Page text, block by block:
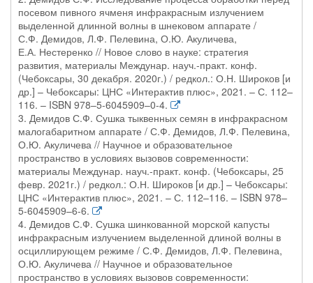
посевом пивного ячменя инфракрасным излучением
выделенной длинной волны в шнековом аппарате /
С.Ф. Демидов, Л.Ф. Пелевина, О.Ю. Акуличева,
Е.А. Нестеренко // Новое слово в науке: стратегия
развития, материалы Междунар. науч.-практ. конф.
(Чебоксары, 30 декабря. 2020г.) / редкол.: О.Н. Широков [и
др.] – Чебоксары: ЦНС «Интерактив плюс», 2021. – С. 112–
116. – ISBN 978–5-6045909–0-4.
3. Демидов С.Ф. Сушка тыквенных семян в инфракрасном
малогабаритном аппарате / С.Ф. Демидов, Л.Ф. Пелевина,
О.Ю. Акуличева // Научное и образовательное
пространство в условиях вызовов современности:
материалы Междунар. науч.-практ. конф. (Чебоксары, 25
февр. 2021г.) / редкол.: О.Н. Широков [и др.] – Чебоксары:
ЦНС «Интерактив плюс», 2021. – С. 112–116. – ISBN 978–
5-6045909–6-6.
4. Демидов С.Ф. Сушка шинкованной морской капусты
инфракрасным излучением выделенной длиной волны в
осциллирующем режиме / С.Ф. Демидов, Л.Ф. Пелевина,
О.Ю. Акуличева // Научное и образовательное
пространство в условиях вызовов современности: